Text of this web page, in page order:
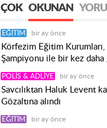
ÇOK OKUNAN
EĞITIM bir ay önce
Körfezim Eğitim Kurumları,
Şampiyonu ile bir kez daha
POLIS & ADLIYE bir ay önce
Savcılıktan Haluk Levent
Gözaltına alındı
EĞITIM bir ay önce